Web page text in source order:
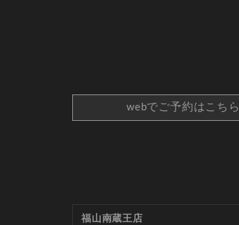
webでご予約はこちら
福山南蔵王店